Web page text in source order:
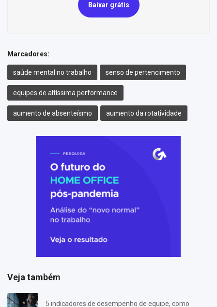
Baixar grátis
Marcadores:
saúde mental no trabalho senso de pertencimento
equipes de altíssima performance
aumento de absenteísmo aumento da rotatividade
Veja também
5 indicadores de desempenho de equipe, como